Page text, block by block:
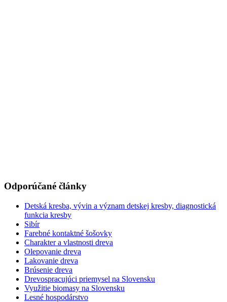
Odporúčané články
Detská kresba, vývin a význam detskej kresby, diagnostická
funkcia kresby
Sibír
Farebné kontaktné šošovky
Charakter a vlastnosti dreva
Olepovanie dreva
Lakovanie dreva
Brúsenie dreva
Drevospracujúci priemysel na Slovensku
Využitie biomasy na Slovensku
Lesné hospodárstvo